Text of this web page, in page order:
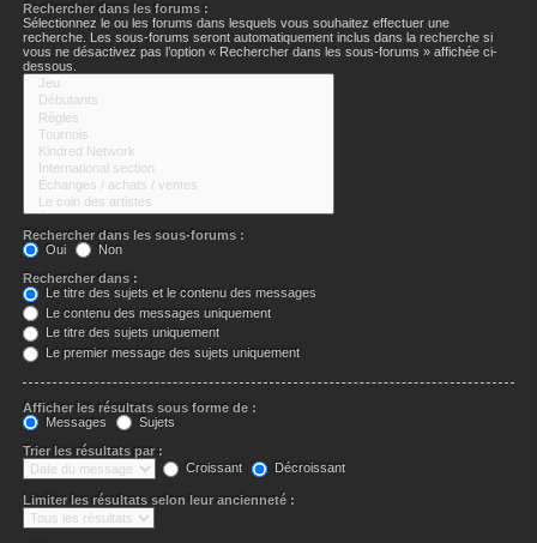
Rechercher dans les forums :
Sélectionnez le ou les forums dans lesquels vous souhaitez effectuer une
recherche. Les sous-forums seront automatiquement inclus dans la recherche si
vous ne désactivez pas l’option « Rechercher dans les sous-forums » affichée ci-
dessous.
Rechercher dans les sous-forums :
Oui
Non
Rechercher dans :
Le titre des sujets et le contenu des messages
Le contenu des messages uniquement
Le titre des sujets uniquement
Le premier message des sujets uniquement
Afficher les résultats sous forme de :
Messages
Sujets
Trier les résultats par :
Croissant
Décroissant
Limiter les résultats selon leur ancienneté :